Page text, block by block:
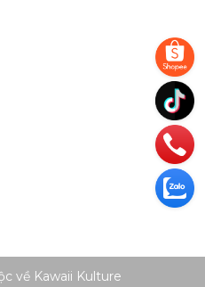
về Kawaii Kulture